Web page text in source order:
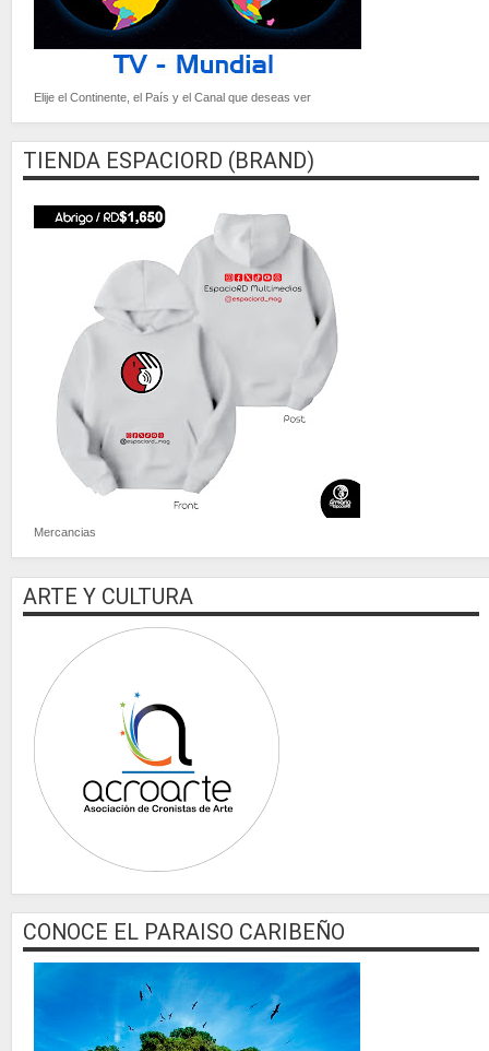
Elije el Continente, el País y el Canal que deseas ver
TIENDA ESPACIORD (BRAND)
Mercancias
ARTE Y CULTURA
CONOCE EL PARAISO CARIBEÑO